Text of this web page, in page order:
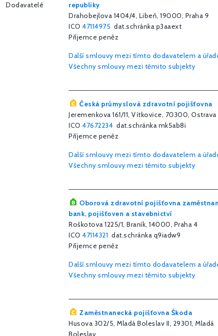
Dodavatelé
republiky
Drahobejlova 1404/4, Libeň, 19000, Praha 9
ICO 47114975 dat.schránka p3aaext
Příjemce peněz
Další smlouvy mezi tímto dodavatelem a
Všechny smlouvy mezi těmito subjekty
Česká průmyslová zdravotní pojišťovna
Jeremenkova 161/11, Vítkovice, 70300, Ostrava
ICO 47672234 dat.schránka mk5ab8i
Příjemce peněz
Další smlouvy mezi tímto dodavatelem a
Všechny smlouvy mezi těmito subjekty
Oborová zdravotní pojišťovna
bank, pojišťoven a stavebnictví
Roškotova 1225/1, Braník, 14000, Praha 4
ICO 47114321 dat.schránka q9iadw9
Příjemce peněz
Další smlouvy mezi tímto dodavatelem a
Všechny smlouvy mezi těmito subjekty
Zaměstnanecká pojišťovna Škoda
Husova 302/5, Mladá Boleslav II, 29301, Mladá
Boleslav